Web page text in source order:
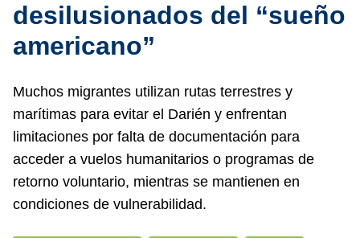
desilusionados del “sueño
americano”
Muchos migrantes utilizan rutas terrestres y
marítimas para evitar el Darién y enfrentan
limitaciones por falta de documentación para
acceder a vuelos humanitarios o programas de
retorno voluntario, mientras se mantienen en
condiciones de vulnerabilidad.